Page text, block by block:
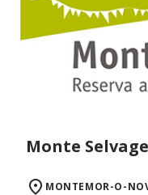
Monte
MONTEMOR-O-